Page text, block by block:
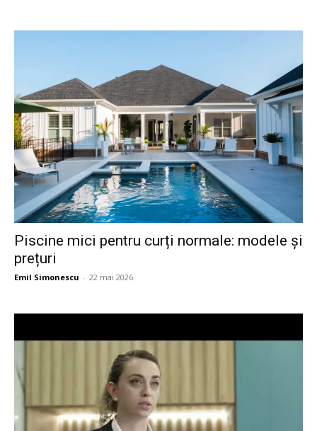
Piscine mici pentru curți normale: modele și
prețuri
Emil Simonescu - 22 mai 2026